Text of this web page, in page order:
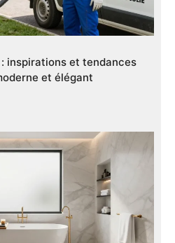
inspirations et tendances
et élégant